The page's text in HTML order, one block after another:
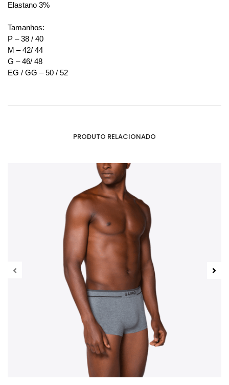
Elastano 3%
Tamanhos:
P – 38 / 40
M – 42/ 44
G – 46/ 48
EG / GG – 50 / 52
PRODUTO RELACIONADO